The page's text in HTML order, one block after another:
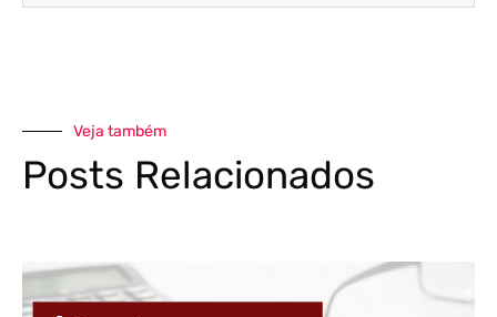
Veja também
Posts Relacionados